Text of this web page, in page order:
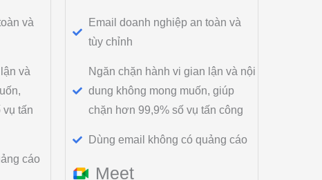
và
và
vụ tấn
cáo
Email doanh nghiệp an toàn và
tùy chỉnh
Ngăn chặn hành vi gian lận và nội
dung không mong muốn, giúp
chặn hơn 99,9% số vụ tấn công
Dùng email không có quảng cáo
Meet